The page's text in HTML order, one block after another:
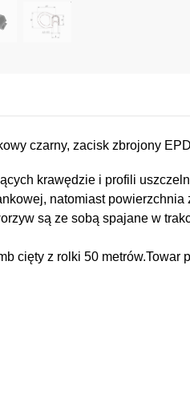
czarny, zacisk zbrojony
krawędzie i profili
natomiast powierzchnia
są ze sobą spajane w
cięty z rolki 50 metrów.Towar